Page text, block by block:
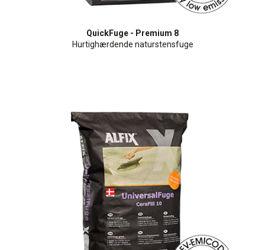
QuickFuge - Premium 8
Hurtighærdende naturstensfuge